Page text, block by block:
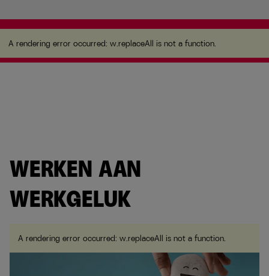
A rendering error occurred:w.replaceAll is not a
function.
A rendering error occurred: w.replaceAll is not a function.
WERKEN AAN
WERKGELUK
A rendering error occurred: w.replaceAll is not a function.